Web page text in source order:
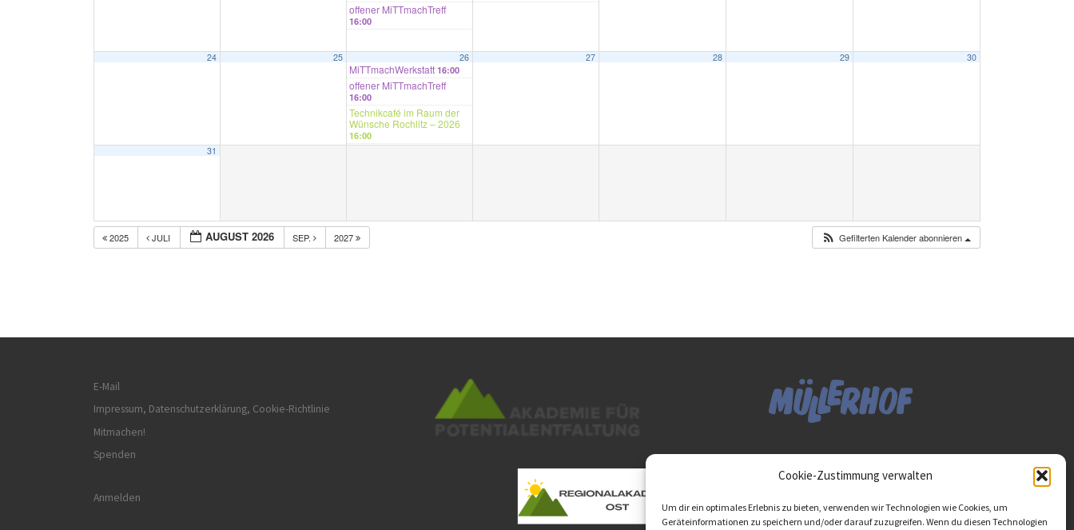
Cookie-Zustimmung verwalten
Um dir ein optimales Erlebnis zu bieten, verwenden wir Technologien wie Cookies, um
Geräteinformationen zu speichern und/oder darauf zuzugreifen. Wenn du diesen Technologien
offener MiTTmachTreff
16:00
24 25 26
MiTTmachWerkstatt 16:00
offener MiTTmachTreff
16:00
Technikcafé im Raum der
Wünsche Rochlitz – 2026
16:00
27 28 29 30
31
2025 JULI AUGUST 2026 SEP. 2027 Gefilterten Kalender abonnieren
E-Mail
Impressum, Datenschutzerklärung, Cookie-Richtlinie
Mitmachen!
Spenden
Anmelden
Diese Website ist als Teil
lassen - Raum geben"
entstanden.>>>